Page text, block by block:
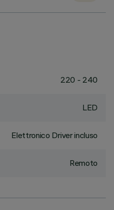
220 - 240
LED
Elettronico Driver incluso
Remoto